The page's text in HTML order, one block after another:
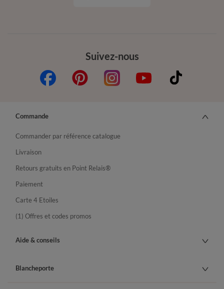
Suivez-nous
Commande
Commander par référence catalogue
Livraison
Retours gratuits en Point Relais®
Paiement
Carte 4 Etoiles
(1) Offres et codes promos
Aide & conseils
Blancheporte